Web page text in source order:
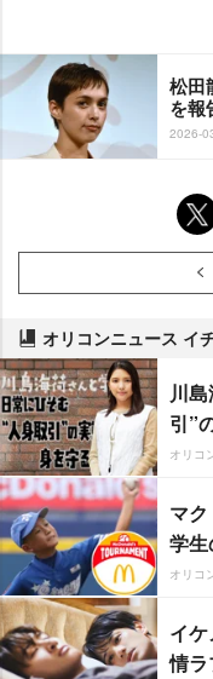
松田
を報
2026-
オリコンニュース イ
川
引”
オリコ
マ
学生
オリコ
イ
情